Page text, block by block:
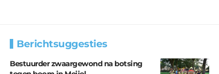
Berichtsuggesties
Bestuurder zwaargewond na botsing